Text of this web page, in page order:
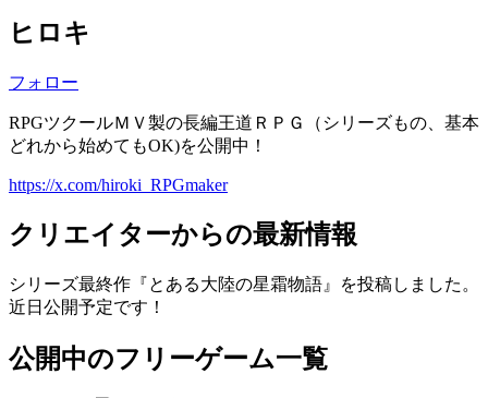
ヒロキ
フォロー
RPGツクールＭＶ製の長編王道ＲＰＧ（シリーズもの、基本
どれから始めてもOK)を公開中！
https://x.com/hiroki_RPGmaker
クリエイターからの最新情報
シリーズ最終作『とある大陸の星霜物語』を投稿しました。
近日公開予定です！
公開中のフリーゲーム一覧